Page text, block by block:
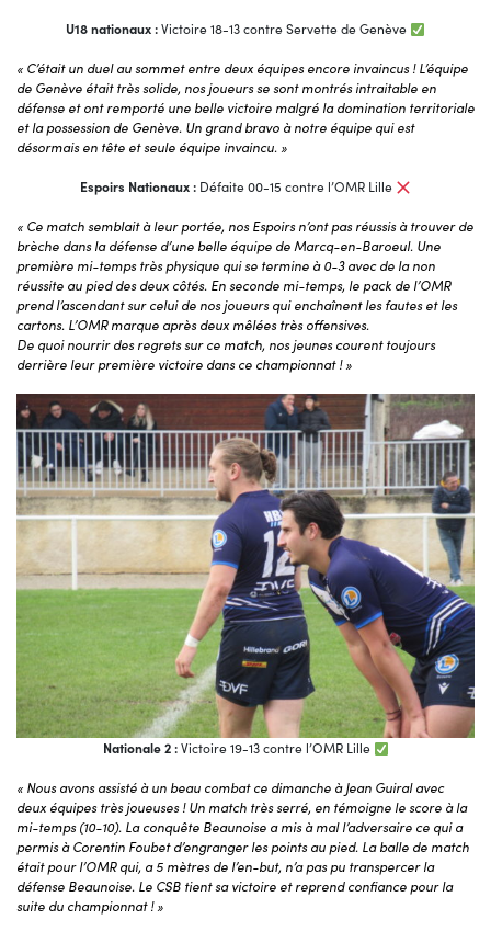
U18 nationaux :Victoire 18-13 contre Servette de Genève
« C’était un duel au sommet entre deux équipes encore invaincus ! L’équipe
de Genève était très solide, nos joueurs se sont montrés intraitable en
défense et ont remporté une belle victoire malgré la domination territoriale
et la possession de Genève. Un grand bravo à notre équipe qui est
désormais en tête et seule équipe invaincu. »
Espoirs Nationaux : Défaite 00-15 contre l’OMR Lille
« Ce match semblait à leur portée, nos Espoirs n’ont pas réussis à trouver de
brèche dans la défense d’une belle équipe de Marcq-en-Baroeul. Une
première mi-temps très physique qui se termine à 0-3 avec de la non
réussite au pied des deux côtés. En seconde mi-temps, le pack de l’OMR
prend l’ascendant sur celui de nos joueurs qui enchaînent les fautes et les
cartons. L’OMR marque après deux mêlées très offensives.
De quoi nourrir des regrets sur ce match, nos jeunes courent toujours
derrière leur première victoire dans ce championnat ! »
Nationale 2 :Victoire 19-13 contre l’OMR Lille
« Nous avons assisté à un beau combat ce dimanche à Jean Guiral avec
deux équipes très joueuses ! Un match très serré, en témoigne le score à la
mi-temps (10-10). La conquête Beaunoise a mis à mal l’adversaire ce qui a
permis à Corentin Foubet d’engranger les points au pied. La balle de match
était pour l’OMR qui, a 5 mètres de l’en-but, n’a pas pu transpercer la
défense Beaunoise. Le CSB tient sa victoire et reprend confiance pour la
suite du championnat ! »